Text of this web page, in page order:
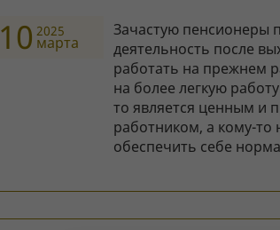
10 марта
2025
Зачастую пенсионеры
деятельность после
работать на прежнем
на более легкую
то является ценным и
работником, а кому-то
обеспечить себе